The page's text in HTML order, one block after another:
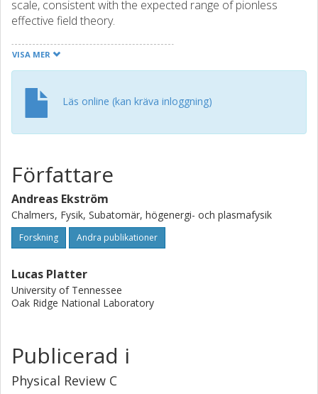
scale, consistent with the expected range of pionless
effective field theory.
VISA MER
Läs online (kan kräva inloggning)
Författare
Andreas Ekström
Chalmers, Fysik, Subatomär, högenergi- och plasmafysik
Forskning Andra publikationer
Lucas Platter
University of Tennessee
Oak Ridge National Laboratory
Publicerad i
Physical Review C